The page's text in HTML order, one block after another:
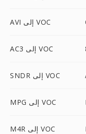
AVI إلى VOC
AC3 إلى VOC
SNDR إلى VOC
MPG إلى VOC
M4R إلى VOC